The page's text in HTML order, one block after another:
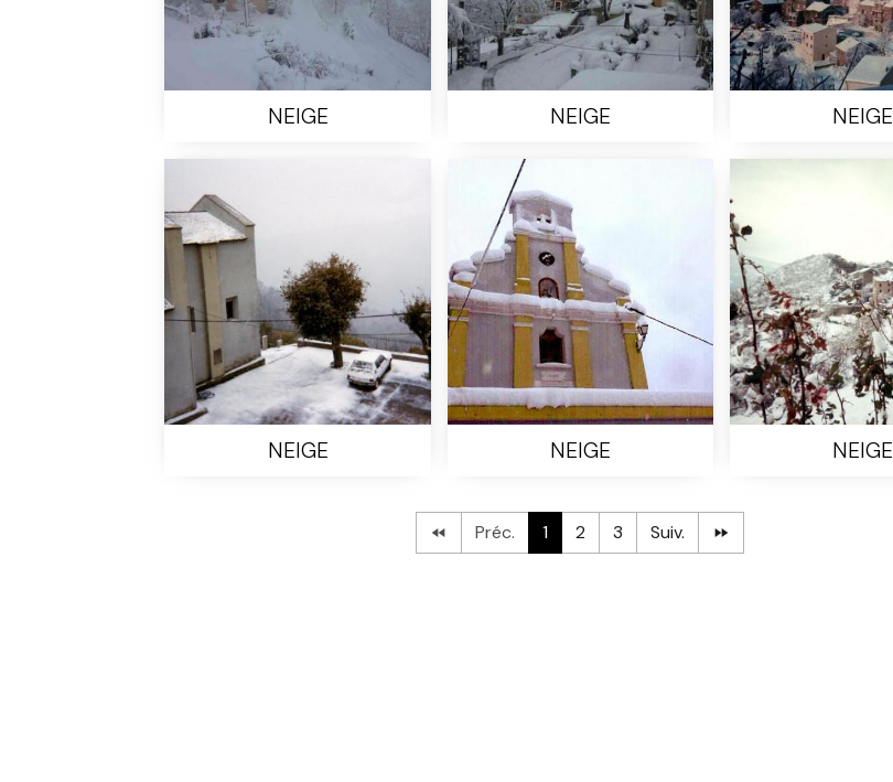
NEIGE NEIGE NEIGE
NEIGE NEIGE NEIGE
Préc. 1 2 3 Suiv.